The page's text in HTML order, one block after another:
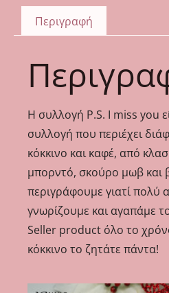
Περιγραφή
Η συλλογή P.S. I miss you
συλλογή που περιέχει
κόκκινο και καφέ, από
μπορντό, σκούρο μωβ και
περιγράφουμε γιατί πολύ
γνωρίζουμε και αγαπάμε
Seller product όλο το
κόκκινο το ζητάτε πάντα!